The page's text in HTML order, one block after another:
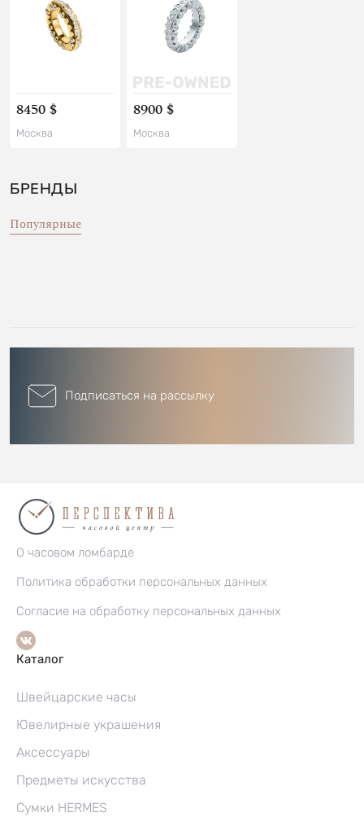
8450 $
Москва
8900 $
Москва
БРЕНДЫ
Популярные
Подписаться на рассылку
О часовом ломбарде
Политика обработки персональных данных
Согласие на обработку персональных данных
Каталог
Швейцарские часы
Ювелирные украшения
Аксессуары
Предметы искусства
Сумки HERMES